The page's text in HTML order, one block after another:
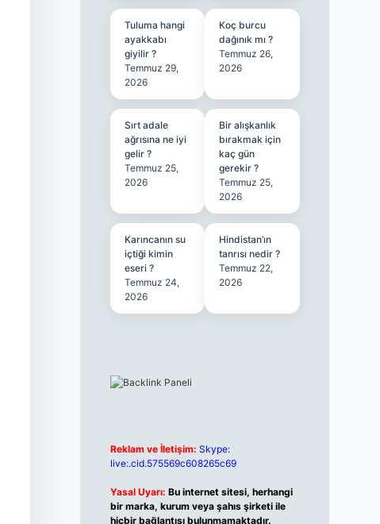
Tuluma hangi
ayakkabı
giyilir ?
Temmuz 29,
2026
Koç burcu
dağınık mı ?
Temmuz 26,
2026
Sırt adale
ağrısına ne iyi
gelir ?
Temmuz 25,
2026
Bir alışkanlık
bırakmak için
kaç gün
gerekir ?
Temmuz 25,
2026
Karıncanın su
içtiği kimin
eseri ?
Temmuz 24,
2026
Hindistan’ın
tanrısı nedir ?
Temmuz 22,
2026
Reklam ve İletişim: Skype:
live:.cid.575569c608265c69
Yasal Uyarı: Bu internet sitesi, herhangi
bir marka, kurum veya şahıs şirketi ile
hiçbir bağlantısı bulunmamaktadır.